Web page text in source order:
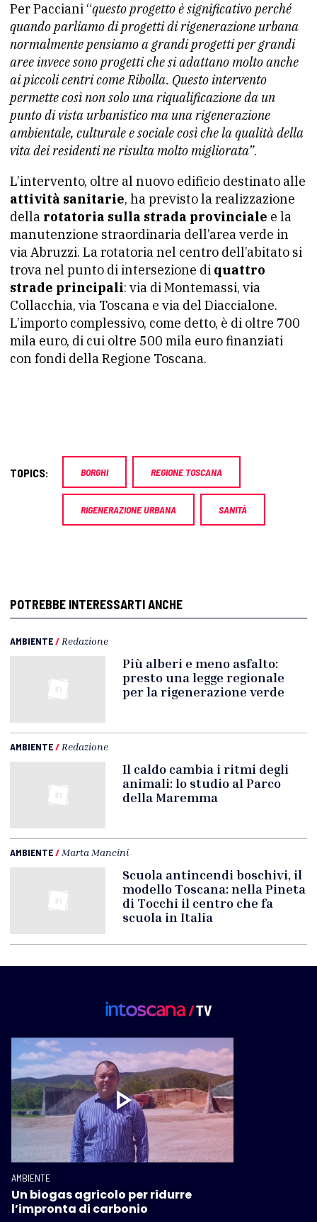
Per Pacciani “questo progetto è significativo perché
quando parliamo di progetti di rigenerazione urbana
normalmente pensiamo a grandi progetti per grandi
aree invece sono progetti che si adattano molto anche
ai piccoli centri come Ribolla. Questo intervento
permette così non solo una riqualificazione da un
punto di vista urbanistico ma una rigenerazione
ambientale, culturale e sociale così che la qualità della
vita dei residenti ne risulta molto migliorata”.
L’intervento, oltre al nuovo edificio destinato alle
attività sanitarie, ha previsto la realizzazione
della rotatoria sulla strada provinciale e la
manutenzione straordinaria dell’area verde in
via Abruzzi. La rotatoria nel centro dell’abitato si
trova nel punto di intersezione di quattro
strade principali: via di Montemassi, via
Collacchia, via Toscana e via del Diaccialone.
L’importo complessivo, come detto, è di oltre 700
mila euro, di cui oltre 500 mila euro finanziati
con fondi della Regione Toscana.
TOPICS: BORGHI REGIONE TOSCANA
RIGENERAZIONE URBANA SANITÀ
POTREBBE INTERESSARTI ANCHE
AMBIENTE/ Redazione
Più alberi e meno asfalto:
presto una legge regionale
per la rigenerazione verde
AMBIENTE/ Redazione
Il caldo cambia i ritmi degli
animali: lo studio al Parco
della Maremma
AMBIENTE/ Marta Mancini
Scuola antincendi boschivi, il
modello Toscana: nella Pineta
di Tocchi il centro che fa
scuola in Italia
AMBIENTE
Un biogas agricolo per ridurre
l’impronta di carbonio